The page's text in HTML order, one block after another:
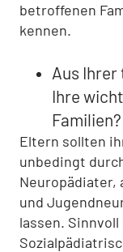
betroffenen
kennen.
Aus
Ihre
Familien?
Eltern sollten
unbedingt
Neuropädiater,
und
lassen.